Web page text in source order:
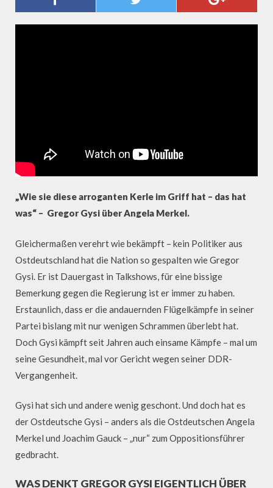
ANGELA MERKEL?
„Wie sie diese arroganten Kerle im Griff hat – das hat
was“ – Gregor Gysi über Angela Merkel.
Gleichermaßen verehrt wie bekämpft – kein Politiker aus
Ostdeutschland hat die Nation so gespalten wie Gregor
Gysi. Er ist Dauergast in Talkshows, für eine bissige
Bemerkung gegen die Regierung ist er immer zu haben.
Erstaunlich, dass er die andauernden Flügelkämpfe in seiner
Partei bislang mit nur wenigen Schrammen überlebt hat.
Doch Gysi kämpft seit Jahren auch einsame Kämpfe – mal um
seine Gesundheit, mal vor Gericht wegen seiner DDR-
Vergangenheit.
Gysi hat sich und andere wenig geschont. Und doch hat es
der Ostdeutsche Gysi – anders als die Ostdeutschen Angela
Merkel und Joachim Gauck – „nur“ zum Oppositionsführer
gedbracht.
WAS DENKT GREGOR GYSI EIGENTLICH ÜBER